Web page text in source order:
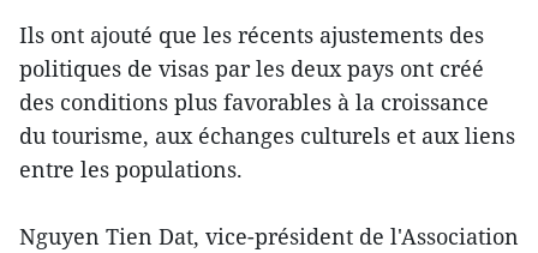
Ils ont ajouté que les récents ajustements des
politiques de visas par les deux pays ont créé
des conditions plus favorables à la croissance
du tourisme, aux échanges culturels et aux liens
entre les populations.
Nguyen Tien Dat, vice-président de l'Association